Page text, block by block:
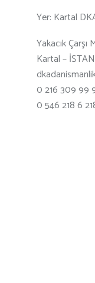
Yer: Kartal
Yakacık
Kartal –
0 216 309 99
0 546 218 6